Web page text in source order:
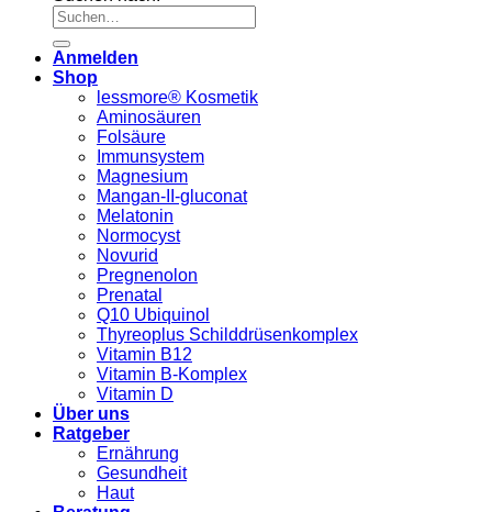
Anmelden
Shop
lessmore® Kosmetik
Aminosäuren
Folsäure
Immunsystem
Magnesium
Mangan-II-gluconat
Melatonin
Normocyst
Novurid
Pregnenolon
Prenatal
Q10 Ubiquinol
Thyreoplus Schilddrüsenkomplex
Vitamin B12
Vitamin B-Komplex
Vitamin D
Über uns
Ratgeber
Ernährung
Gesundheit
Haut